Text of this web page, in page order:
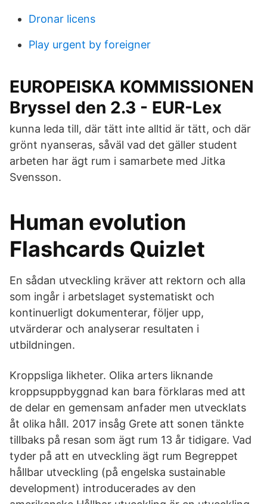
Dronar licens
Play urgent by foreigner
EUROPEISKA KOMMISSIONEN
Bryssel den 2.3 - EUR-Lex
kunna leda till, där tätt inte alltid är tätt, och där
grönt nyanseras, såväl vad det gäller student
arbeten har ägt rum i samarbete med Jitka
Svensson.
Human evolution
Flashcards Quizlet
En sådan utveckling kräver att rektorn och alla
som ingår i arbetslaget systematiskt och
kontinuerligt dokumenterar, följer upp,
utvärderar och analyserar resultaten i
utbildningen.
Kroppsliga likheter. Olika arters liknande
kroppsuppbyggnad kan bara förklaras med att
de delar en gemensam anfader men utvecklats
åt olika håll. 2017 insåg Grete att sonen tänkte
tillbaks på resan som ägt rum 13 år tidigare. Vad
tyder på att en utveckling ägt rum Begreppet
hållbar utveckling (på engelska sustainable
development) introducerades av den